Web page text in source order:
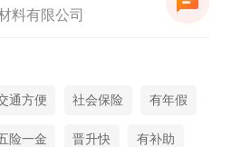
料有限公司
通方便 社会保险 有年假
险一金 晋升快 有补助